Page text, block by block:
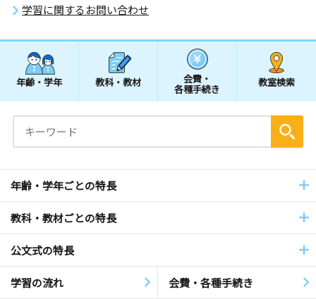
学習に関するお問い合わせ
年齢・学年 教科・教材 会費・
各種手続き
教室検索
年齢・学年ごとの特長
教科・教材ごとの特長
公文式の特長
学習の流れ 会費・各種手続き